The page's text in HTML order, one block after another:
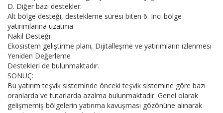
D. Diğer bazı destekler:
Alt bölge desteği, destekleme süresi biten 6. Incı bölge
yatırımlarına uzatma
Nakil Desteği
Ekosistem geliştirme planı, Dijitalleşme ve yatırımların izlenmesi
Yeniden Değerleme
Destekleri de bulunmaktadır.
SONUÇ:
Bu yatırım teşvik sisteminde önceki teşvik sistemine göre bazı
oranlarda ve tutarlarda azalma bulunmaktadır. Genel olarak
gelişmemiş bölgelerin yatırıma kavuşması gözönüne alınarak